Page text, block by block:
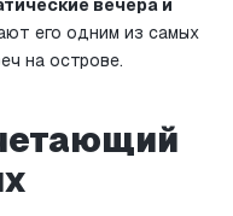
вечера и
его одним из самых
на острове.